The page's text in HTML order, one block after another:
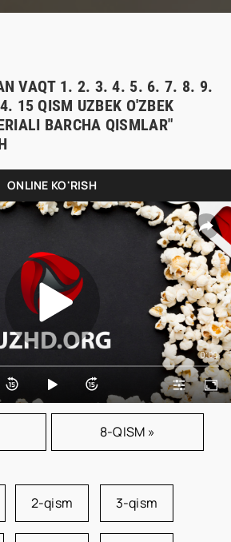
VAQT 1. 2. 3. 4. 5. 6. 7. 8. 9.
15 QISM UZBEK O'ZBEK
BARCHA QISMLAR"
ONLINE KO'RISH
0:00
8-QISM »
2-qism 3-qism